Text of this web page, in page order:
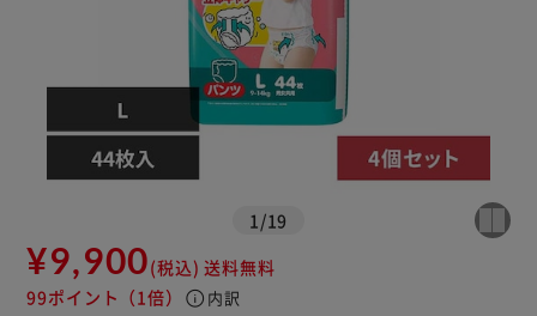
1 /19
¥9,900(税込) 送料無料
99ポイント （1倍） info 内訳